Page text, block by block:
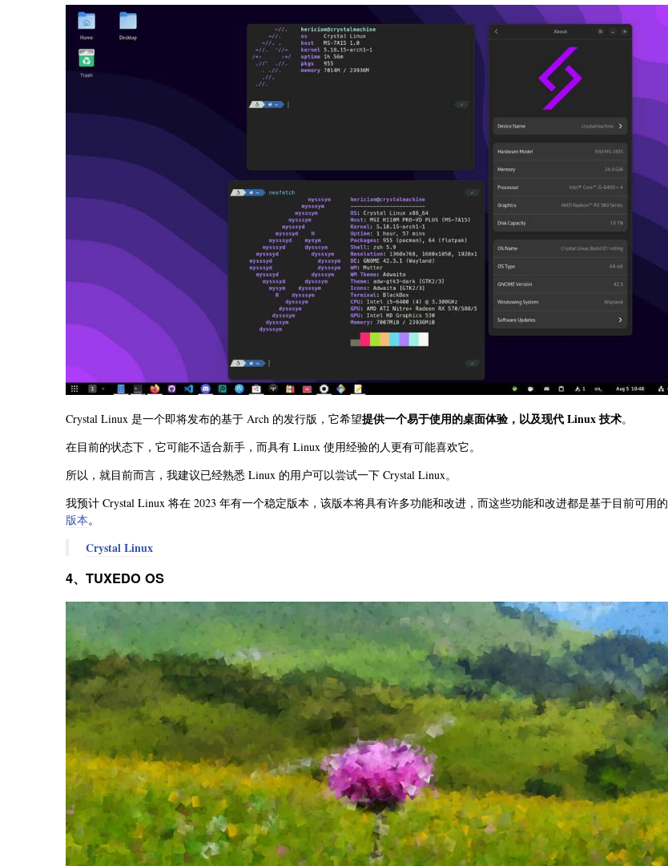
Crystal Linux 是一个即将发布的基于 Arch 的发行版，它希望提供一个易于使用的桌面体验，以及现代 Linux 技术。
在目前的状态下，它可能不适合新手，而具有 Linux 使用经验的人更有可能喜欢它。
所以，就目前而言，我建议已经熟悉 Linux 的用户可以尝试一下 Crystal Linux。
我预计 Crystal Linux 将在 2023 年有一个稳定版本，该版本将具有许多功能和改进，而这些功能和改进都是基于目前可用的
版本。
Crystal Linux
4、TUXEDO OS